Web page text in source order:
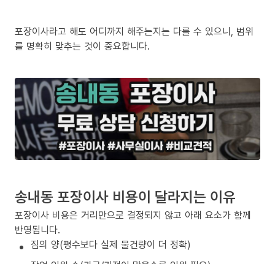
포장이사라고 해도 어디까지 해주는지는 다를 수 있으니, 범위
를 명확히 맞추는 것이 중요합니다.
송내동 포장이사 비용이 달라지는 이유
포장이사 비용은 거리만으로 결정되지 않고 아래 요소가 함께
반영됩니다.
짐의 양(평수보다 실제 물건량이 더 정확)